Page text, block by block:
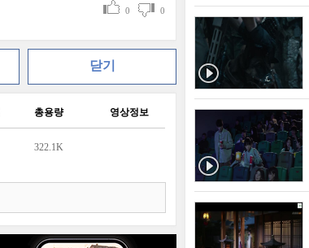
0 0
닫기
총용량 영상정보
322.1K